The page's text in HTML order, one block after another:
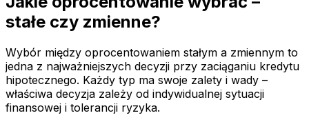
stałe czy zmienne?
Wybór między oprocentowaniem stałym a zmiennym to
jedna z najważniejszych decyzji przy zaciąganiu kredytu
hipotecznego. Każdy typ ma swoje zalety i wady –
właściwa decyzja zależy od indywidualnej sytuacji
finansowej i tolerancji ryzyka.